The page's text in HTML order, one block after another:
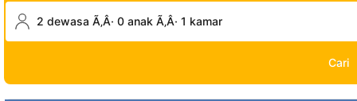
2 dewasa Ã‚Â· 0 anak Ã‚Â· 1 kamar
Cari